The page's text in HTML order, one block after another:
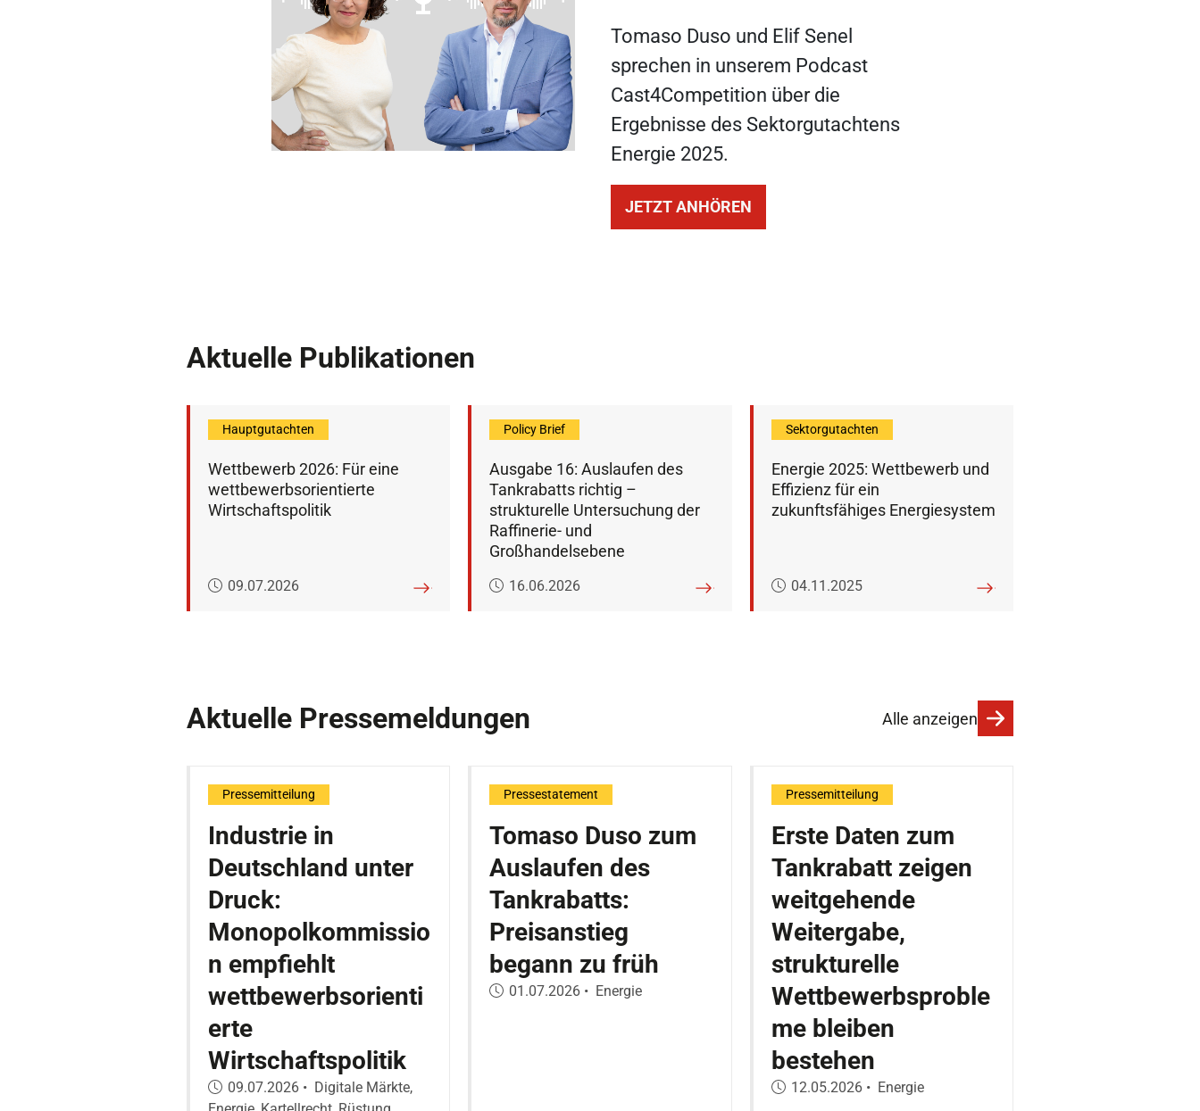
Tomaso Duso und Elif Senel
sprechen in unserem Podcast
Cast4Competition über die
Ergebnisse des Sektorgutachtens
Energie 2025.
JETZT ANHÖREN
Aktuelle Publikationen
Wettbewerb 2026: Für eine
wettbewerbsorientierte
Wirtschaftspolitik
Veröffentlicht am:
09.07.2026
Hauptgutachten
Ausgabe 16: Auslaufen des
Tankrabatts richtig –
strukturelle Untersuchung der
Raffinerie- und
Großhandelsebene
Veröffentlicht am:
16.06.2026
Policy Brief
Energie 2025: Wettbewerb und
Effizienz für ein
zukunftsfähiges Energiesystem
Veröffentlicht am:
04.11.2025
Sektorgutachten
Aktuelle Pressemeldungen Alle anzeigen
Industrie in
Deutschland unter
Druck:
Monopolkommissio
n empfiehlt
wettbewerbsorienti
erte
Wirtschaftspolitik
Veröffentlicht am:
09.07.2026 • Digitale Märkte,
Pressemitteilung
Tomaso Duso zum
Auslaufen des
Tankrabatts:
Preisanstieg
begann zu früh
Veröffentlicht am:
01.07.2026 • Energie
Pressestatement
Erste Daten zum
Tankrabatt zeigen
weitgehende
Weitergabe,
strukturelle
Wettbewerbsproble
me bleiben
bestehen
Veröffentlicht am:
12.05.2026 • Energie
Pressemitteilung